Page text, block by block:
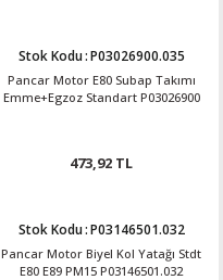
Stok Kodu:P03026900.035
Pancar Motor E80 Subap Takımı
Emme+Egzoz Standart P03026900
473,92 TL
Stok Kodu:P03146501.032
Pancar Motor Biyel Kol Yatağı Stdt
E80 E89 PM15 P03146501.032